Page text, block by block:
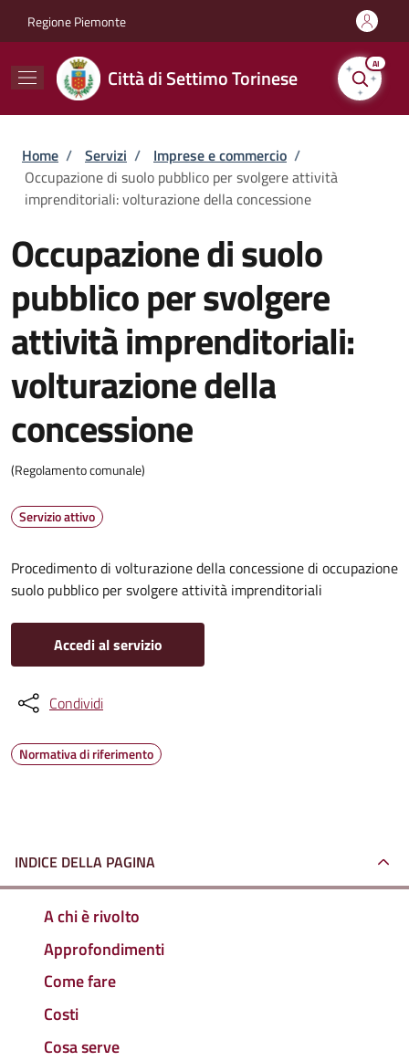
Regione Piemonte
Città di Settimo Torinese
AI
Briciole di pane
Home / Servizi / Imprese e commercio /
Occupazione di suolo pubblico per svolgere attività
imprenditoriali: volturazione della concessione
Occupazione di suolo
pubblico per svolgere
attività imprenditoriali:
volturazione della
concessione
(Regolamento comunale)
Servizio attivo
Procedimento di volturazione della concessione di occupazione
suolo pubblico per svolgere attività imprenditoriali
Accedi al servizio
Condividi
Normativa di riferimento
INDICE DELLA PAGINA
A chi è rivolto
Approfondimenti
Come fare
Costi
Cosa serve